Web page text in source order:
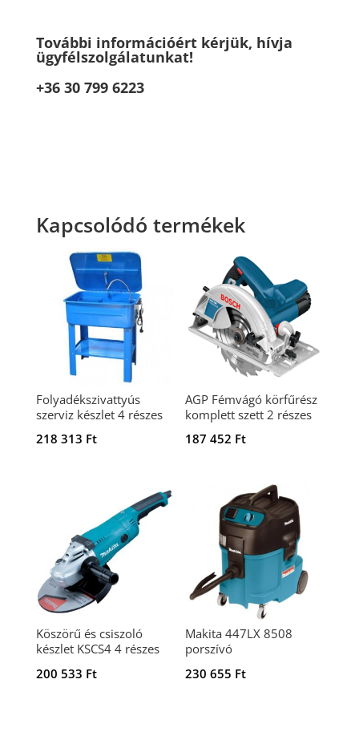
További információért kérjük, hívja
ügyfélszolgálatunkat!
+36 30 799 6223
Kapcsolódó termékek
Folyadékszivattyús
szerviz készlet 4 részes
218 313 Ft
AGP Fémvágó körfűrész
komplett szett 2 részes
187 452 Ft
Köszörű és csiszoló
készlet KSCS4 4 részes
200 533 Ft
Makita 447LX 8508
porszívó
230 655 Ft